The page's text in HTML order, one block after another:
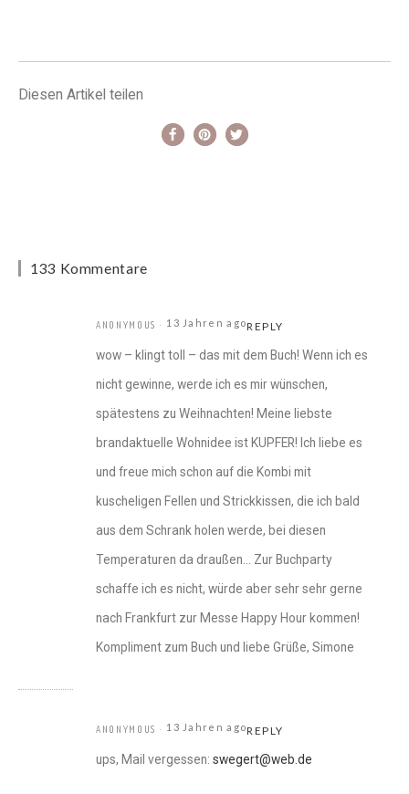
Diesen Artikel teilen
133 Kommentare
ANONYMOUS 13 Jahren agoREPLY
wow – klingt toll – das mit dem Buch! Wenn ich es
nicht gewinne, werde ich es mir wünschen,
spätestens zu Weihnachten! Meine liebste
brandaktuelle Wohnidee ist KUPFER! Ich liebe es
und freue mich schon auf die Kombi mit
kuscheligen Fellen und Strickkissen, die ich bald
aus dem Schrank holen werde, bei diesen
Temperaturen da draußen… Zur Buchparty
schaffe ich es nicht, würde aber sehr sehr gerne
nach Frankfurt zur Messe Happy Hour kommen!
Kompliment zum Buch und liebe Grüße, Simone
ANONYMOUS 13 Jahren agoREPLY
ups, Mail vergessen: swegert@web.de